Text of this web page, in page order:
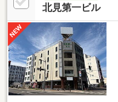
北見第一ビル